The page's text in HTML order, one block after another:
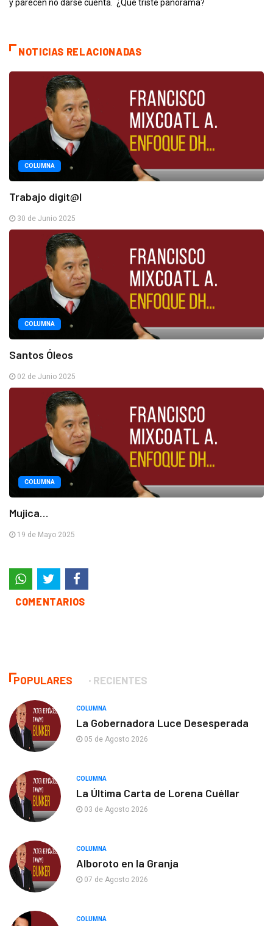
y parecen no darse cuenta. ¿Qué triste panorama?
NOTICIAS RELACIONADAS
COLUMNA
Trabajo digit@l
30 de Junio 2025
COLUMNA
Santos Óleos
02 de Junio 2025
COLUMNA
Mujica…
19 de Mayo 2025
COMENTARIOS
POPULARES RECIENTES
COLUMNA
La Gobernadora Luce Desesperada
05 de Agosto 2026
COLUMNA
La Última Carta de Lorena Cuéllar
03 de Agosto 2026
COLUMNA
Alboroto en la Granja
07 de Agosto 2026
COLUMNA